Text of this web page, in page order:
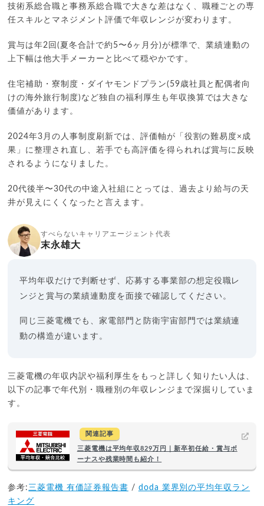
技術系総合職と事務系総合職で大きな差はなく、職種ごとの専
任スキルとマネジメント評価で年収レンジが変わります。
賞与は年2回(夏冬合計で約5〜6ヶ月分)が標準で、業績連動の
上下幅は他大手メーカーと比べて穏やかです。
住宅補助・寮制度・ダイヤモンドプラン(59歳社員と配偶者向
けの海外旅行制度)など独自の福利厚生も年収換算では大きな
価値があります。
2024年3月の人事制度刷新では、評価軸が「役割の難易度×成
果」に整理され直し、若手でも高評価を得られれば賞与に反映
されるようになりました。
20代後半〜30代の中途入社組にとっては、過去より給与の天
井が見えにくくなったと言えます。
すべらないキャリアエージェント代表
末永雄大
平均年収だけで判断せず、応募する事業部の想定役職レ
ンジと賞与の業績連動度を面接で確認してください。
同じ三菱電機でも、家電部門と防衛宇宙部門では業績連
動の構造が違います。
三菱電機の年収内訳や福利厚生をもっと詳しく知りたい人は、
以下の記事で年代別・職種別の年収レンジまで深掘りしていま
す。
関連記事
三菱電機は平均年収829万円｜新卒初任給・賞与ボ
ーナスや残業時間も紹介！
参考:三菱電機 有価証券報告書 / doda 業界別の平均年収ラン
キング